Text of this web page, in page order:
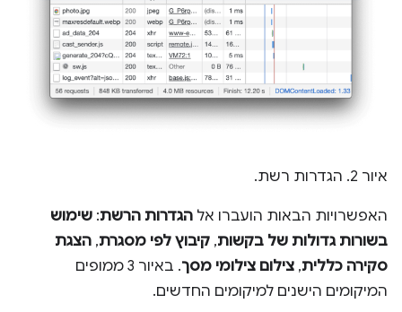
איור 2. הגדרות רשת.
האפשרויות הבאות הועברו אל הגדרות הרשת: שימוש
בשורות גדולות של בקשות, קיבוץ לפי מסגרת, הצגת
סקירה כללית, צילום צילומי מסך
. באיור 3 ממופים
המיקומים הישנים למיקומים החדשים.